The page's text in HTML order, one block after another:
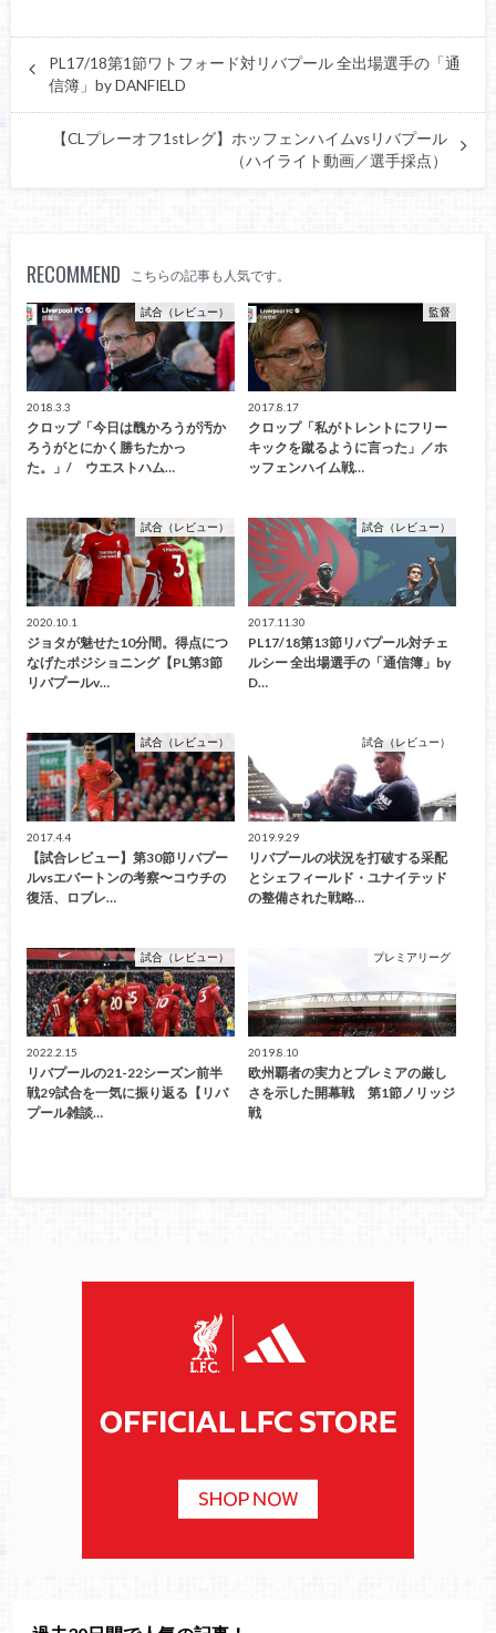
PL17/18第1節ワトフォード対リバプール 全出場選手の「通
信簿」by DANFIELD
【CLプレーオフ1stレグ】ホッフェンハイムvsリバプール
（ハイライト動画／選手採点）
RECOMMEND こちらの記事も人気です。
試合（レビュー）
2018.3.3
クロップ「今日は醜かろうが汚か
ろうがとにかく勝ちたかっ
た。」/ ウエストハム…
監督
2017.8.17
クロップ「私がトレントにフリー
キックを蹴るように言った」／ホ
ッフェンハイム戦…
試合（レビュー）
2020.10.1
ジョタが魅せた10分間。得点につ
なげたポジショニング【PL第3節
リバプールv…
試合（レビュー）
2017.11.30
PL17/18第13節リバプール対チェ
ルシー 全出場選手の「通信簿」by
D…
試合（レビュー）
2017.4.4
【試合レビュー】第30節リバプー
ルvsエバートンの考察〜コウチの
復活、ロブレ…
試合（レビュー）
2019.9.29
リバプールの状況を打破する采配
とシェフィールド・ユナイテッド
の整備された戦略…
試合（レビュー）
2022.2.15
リバプールの21-22シーズン前半
戦29試合を一気に振り返る【リバ
プール雑談…
プレミアリーグ
2019.8.10
欧州覇者の実力とプレミアの厳し
さを示した開幕戦 第1節ノリッジ
戦